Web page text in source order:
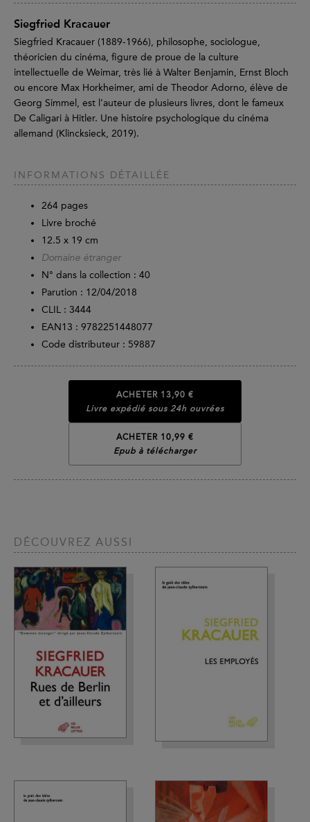
Siegfried Kracauer
Siegfried Kracauer (1889-1966), philosophe, sociologue,
théoricien du cinéma, figure de proue de la culture
intellectuelle de Weimar, très lié à Walter Benjamin, Ernst Bloch
ou encore Max Horkheimer, ami de Theodor Adorno, élève de
Georg Simmel, est l’auteur de plusieurs livres, dont le fameux
De Caligari à Hitler. Une histoire psychologique du cinéma
allemand (Klincksieck, 2019).
INFORMATIONS DÉTAILLÉE
264 pages
Livre broché
12.5 x 19 cm
Domaine étranger
N° dans la collection : 40
Parution : 12/04/2018
CLIL : 3444
EAN13 : 9782251448077
Code distributeur : 59887
ACHETER 13,90 €
Livre expédié sous 24h ouvrées
ACHETER 10,99 €
Epub à télécharger
DÉCOUVREZ AUSSI